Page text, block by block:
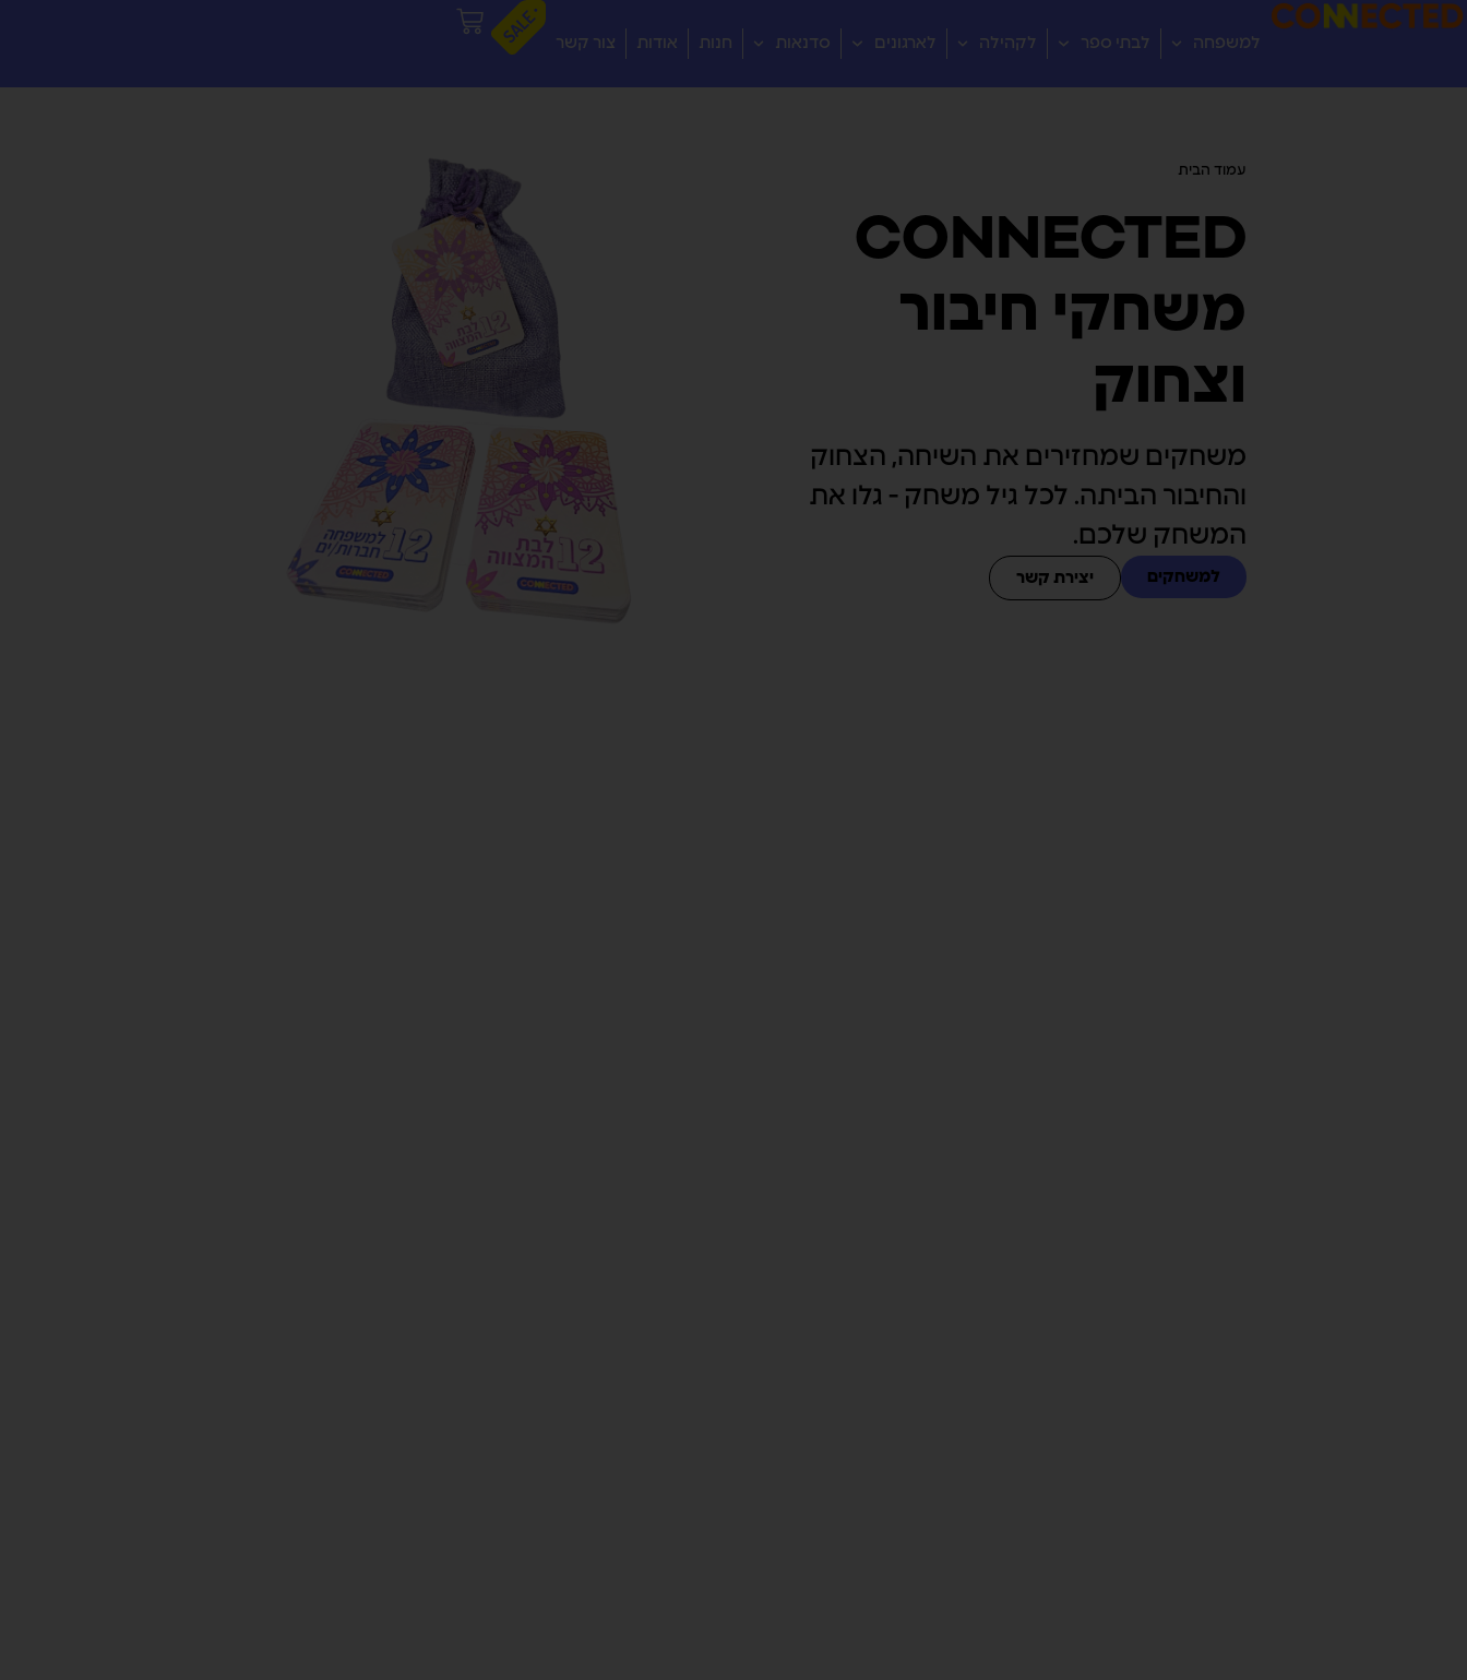
למשפחה לבתי ספר לקהילה לארגונים סדנאות חנות אודות צור קשר
עמוד הבית
CONNECTED
משחקי חיבור
וצחוק
משחקים שמחזירים את השיחה, הצחוק
והחיבור הביתה. לכל גיל משחק - גלו את
המשחק שלכם.
למשחקים יצירת קשר